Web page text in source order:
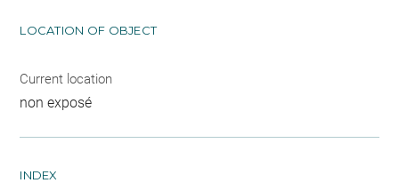
LOCATION OF OBJECT
Current location
non exposé
INDEX